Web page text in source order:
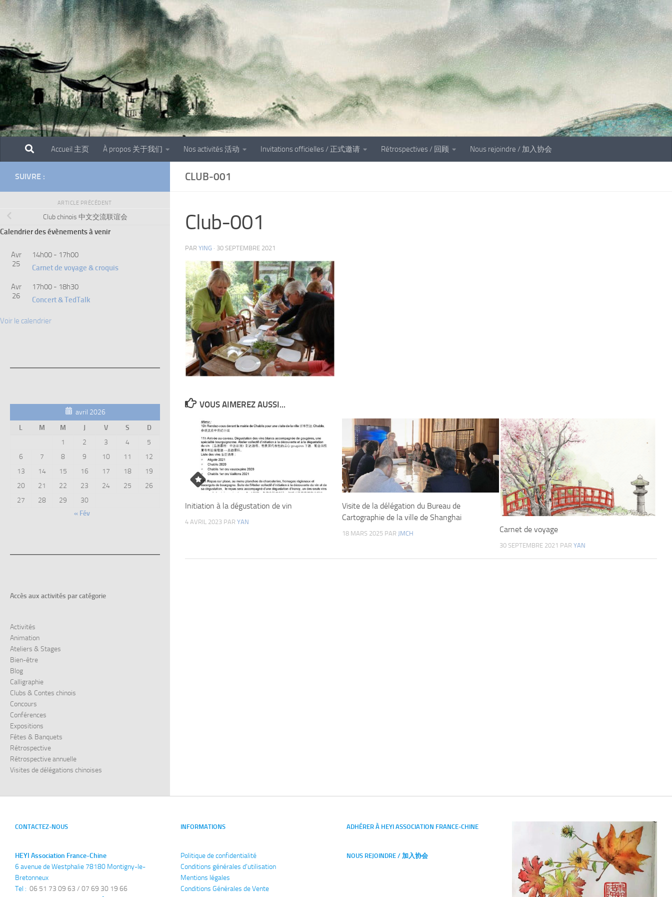
Skip to content
Accueil 主页 À propos 关于我们 Nos activités 活动 Invitations officielles / 正式邀请 Rétrospectives / 回顾 Nous rejoindre / 加入协会
CLUB-001
Club-001
PAR YING · 30 SEPTEMBRE 2021
VOUS AIMEREZ AUSSI...
Initiation à la dégustation de vin
4 AVRIL 2023 PAR YAN
Visite de la délégation du Bureau de
Cartographie de la ville de Shanghai
18 MARS 2025 PAR JMCH Carnet de voyage
30 SEPTEMBRE 2021 PAR YAN
SUIVRE :
ARTICLE PRÉCÉDENT
Club chinois 中文交流联谊会
Calendrier des évènements à venir
Avr
25
14h00 - 17h00
Carnet de voyage & croquis
Avr
26
17h00 - 18h30
Concert & TedTalk
Voir le calendrier
avril 2026
L
M M J V S
D
1
2 3 4
5
6
7 8 9 10 11
12
13
14 15 16 17 18
19
20
21 22 23 24 25
26
27
28 29
30
« Fév
Accès aux activités par catégorie
Activités
Animation
Ateliers & Stages
Bien-être
Blog
Calligraphie
Clubs & Contes chinois
Concours
Conférences
Expositions
Fêtes & Banquets
Rétrospective
Rétrospective annuelle
Visites de délégations chinoises
CONTACTEZ-NOUS
HEYI Association France-Chine
6 avenue de Westphalie 78180 Montigny-le-
Bretonneux
Tel : 06 51 73 09 63 / 07 69 30 19 66
INFORMATIONS
Politique de confidentialité
Conditions générales d'utilisation
Mentions légales
Conditions Générales de Vente
ADHÉRER À HEYI ASSOCIATION FRANCE-CHINE
NOUS REJOINDRE / 加入协会